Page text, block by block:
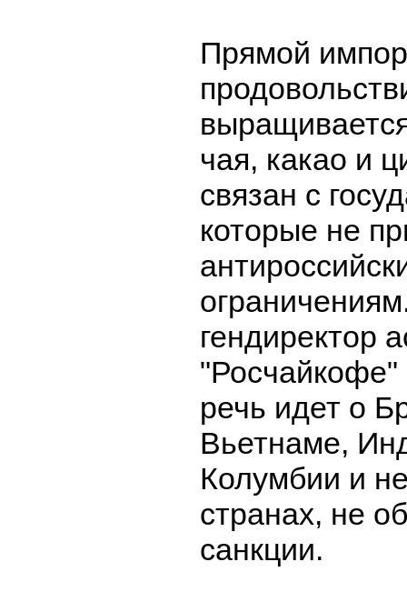
Прямой
чая, какао и
связан с
которые не
гендиректор
речь идет о
Вьетнаме,
Колумбии и
странах, не
санкции.